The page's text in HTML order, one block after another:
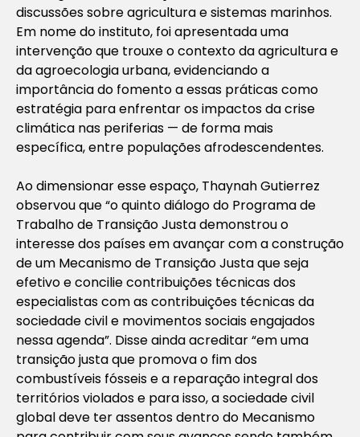
discussões sobre agricultura e sistemas marinhos.
Em nome do instituto, foi apresentada uma
intervenção que trouxe o contexto da agricultura e
da agroecologia urbana, evidenciando a
importância do fomento a essas práticas como
estratégia para enfrentar os impactos da crise
climática nas periferias — de forma mais
específica, entre populações afrodescendentes.
Ao dimensionar esse espaço, Thaynah Gutierrez
observou que “o quinto diálogo do Programa de
Trabalho de Transição Justa demonstrou o
interesse dos países em avançar com a construção
de um Mecanismo de Transição Justa que seja
efetivo e concilie contribuições técnicas dos
especialistas com as contribuições técnicas da
sociedade civil e movimentos sociais engajados
nessa agenda”. Disse ainda acreditar “em uma
transição justa que promova o fim dos
combustíveis fósseis e a reparação integral dos
territórios violados e para isso, a sociedade civil
global deve ter assentos dentro do Mecanismo